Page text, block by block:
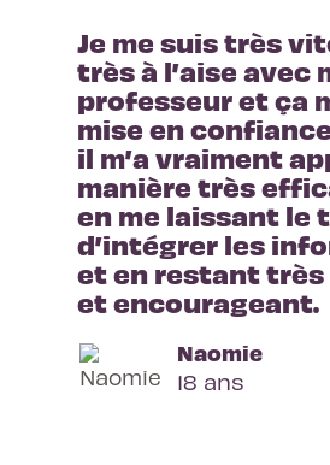
Je me suis très
très à l’aise avec
professeur et ça
mise en
il m’a vraiment
manière très
en me laissant le
d’intégrer les
et en restant
et encourageant.
Naomie
18 ans